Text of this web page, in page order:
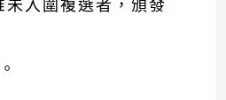
未入圍複選者，頒發